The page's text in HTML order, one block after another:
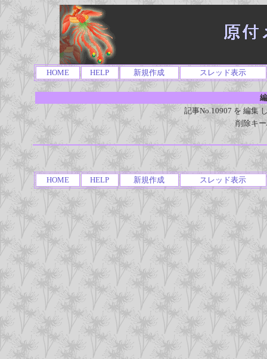
HOME HELP 新規作成 スレッド表示
記事No.10907 を 編集
削除キ
HOME HELP 新規作成 スレッド表示